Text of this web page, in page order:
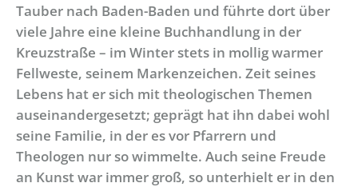
Tauber nach Baden-Baden und führte dort über
viele Jahre eine kleine Buchhandlung in der
Kreuzstraße – im Winter stets in mollig warmer
Fellweste, seinem Markenzeichen. Zeit seines
Lebens hat er sich mit theologischen Themen
auseinandergesetzt; geprägt hat ihn dabei wohl
seine Familie, in der es vor Pfarrern und
Theologen nur so wimmelte. Auch seine Freude
an Kunst war immer groß, so unterhielt er in den